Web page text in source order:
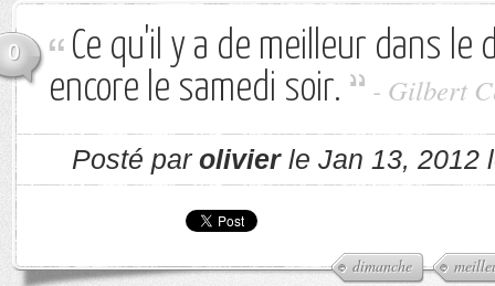
0
Ce qu'il y a de meilleur dans le
encore le samedi soir.
- Gilbert
Posté par olivierle Jan 13, 2012
dimanche